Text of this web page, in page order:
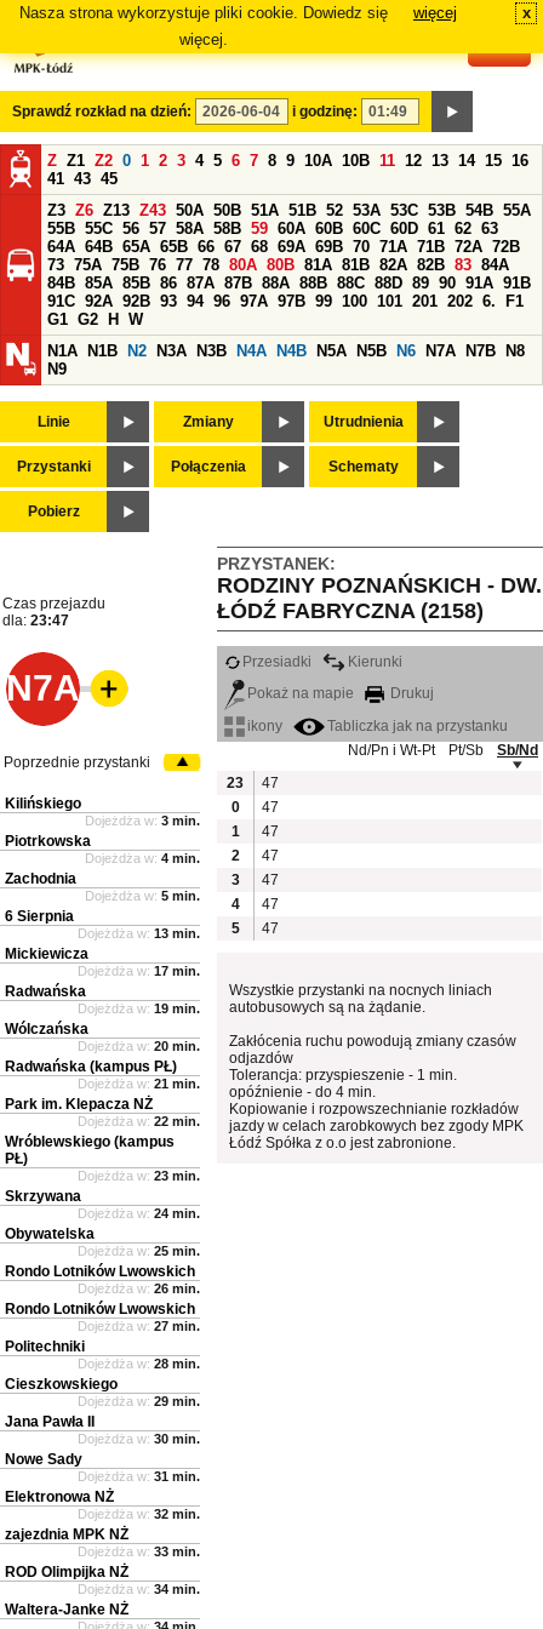
Nasza strona wykorzystuje pliki cookie. Dowiedz się
więcej.
więcej x
Sprawdź rozkład na dzień: i godzinę:
Z Z1 Z2 0 1 2 3 4 5 6 7 8 9 10A 10B 11 12 13 14 15 16
41 43 45
Z3 Z6 Z13 Z43 50A 50B 51A 51B 52 53A 53C 53B 54B 55A
55B 55C 56 57 58A 58B 59 60A 60B 60C 60D 61 62 63
64A 64B 65A 65B 66 67 68 69A 69B 70 71A 71B 72A 72B
73 75A 75B 76 77 78 80A 80B 81A 81B 82A 82B 83 84A
84B 85A 85B 86 87A 87B 88A 88B 88C 88D 89 90 91A 91B
91C 92A 92B 93 94 96 97A 97B 99 100 101 201 202 6.
F1
G1 G2 H
W
N1A
N1B N2 N3A N3B N4A N4B N5A N5B N6 N7A N7B
N8
N9
Linie Zmiany Utrudnienia
Przystanki Połączenia Schematy
Pobierz
PRZYSTANEK:
RODZINY POZNAŃSKICH - DW.
ŁÓDŹ FABRYCZNA (2158)
Czas przejazdu
dla: 23:47
N7A
Przesiadki
Kierunki
Pokaż na mapie
Drukuj
ikony
Tabliczka jak na przystanku
Nd/Pn i Wt-Pt
Pt/Sb
Sb/Nd
23
47
0
47
1
47
2
47
3
47
4
47
5
47
Wszystkie przystanki na nocnych liniach
autobusowych są na żądanie.
Zakłócenia ruchu powodują zmiany czasów
odjazdów
Tolerancja: przyspieszenie - 1 min.
opóźnienie - do 4 min.
Kopiowanie i rozpowszechnianie rozkładów
jazdy w celach zarobkowych bez zgody MPK
Łódź Spółka z o.o jest zabronione.
Poprzednie przystanki
Kilińskiego
Dojeżdża w: 3 min.
Piotrkowska
Dojeżdża w: 4 min.
Zachodnia
Dojeżdża w: 5 min.
6 Sierpnia
Dojeżdża w: 13 min.
Mickiewicza
Dojeżdża w: 17 min.
Radwańska
Dojeżdża w: 19 min.
Wólczańska
Dojeżdża w: 20 min.
Radwańska (kampus PŁ)
Dojeżdża w: 21 min.
Park im. Klepacza NŻ
Dojeżdża w: 22 min.
Wróblewskiego (kampus
PŁ)
Dojeżdża w: 23 min.
Skrzywana
Dojeżdża w: 24 min.
Obywatelska
Dojeżdża w: 25 min.
Rondo Lotników Lwowskich
Dojeżdża w: 26 min.
Rondo Lotników Lwowskich
Dojeżdża w: 27 min.
Politechniki
Dojeżdża w: 28 min.
Cieszkowskiego
Dojeżdża w: 29 min.
Jana Pawła II
Dojeżdża w: 30 min.
Nowe Sady
Dojeżdża w: 31 min.
Elektronowa NŻ
Dojeżdża w: 32 min.
zajezdnia MPK NŻ
Dojeżdża w: 33 min.
ROD Olimpijka NŻ
Dojeżdża w: 34 min.
Waltera-Janke NŻ